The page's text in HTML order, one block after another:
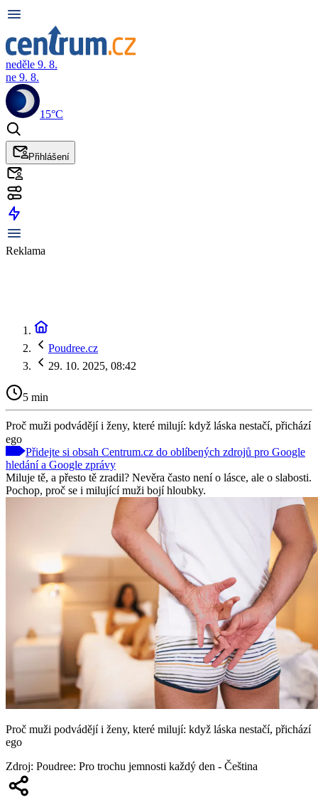
neděle 9. 8.
ne 9. 8.
15°C
Přihlášení
Reklama
Poudree.cz
29. 10. 2025, 08:42
5 min
Proč muži podvádějí i ženy, které milují: když láska nestačí, přichází
ego
Přidejte si obsah Centrum.cz do oblíbených zdrojů pro Google
hledání a Google zprávy
Miluje tě, a přesto tě zradil? Nevěra často není o lásce, ale o slabosti.
Pochop, proč se i milující muži bojí hloubky.
Proč muži podvádějí i ženy, které milují: když láska nestačí, přichází
ego
Zdroj: Poudree: Pro trochu jemnosti každý den - Čeština